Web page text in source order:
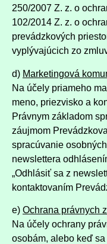
250/2007 Z. z. o
102/2014 Z. z. o
prevádzkových
vyplývajúcich zo
d) Marketingová
Na účely priameho
meno, priezvisko a
Právnym základom
záujmom
spracúvanie
newslettera
„Odhlásiť sa z
kontaktovaním
e) Ochrana právnych
Na účely ochrany
osobám, alebo keď